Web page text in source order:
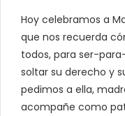
Hoy celebramos a
que nos recuerda
todos, para ser-
soltar su derecho y
pedimos a ella,
acompañe como